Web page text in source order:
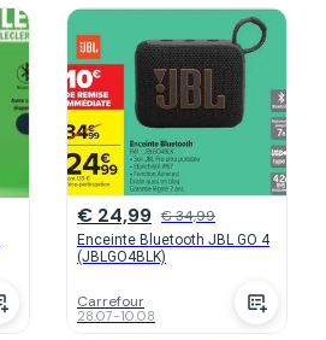
€ 24,99 € 34,99
Enceinte Bluetooth JBL GO 4
(JBLGO4BLK)
Carrefour
28.07-10.08